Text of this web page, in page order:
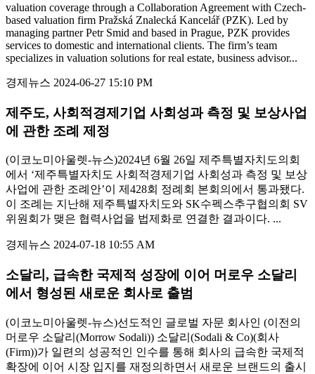
valuation coverage through a Collaboration Agreement with Czech-
based valuation firm Pražská Znalecká Kancelář (PZK). Led by
managing partner Petr Smid and based in Prague, PZK provides
services to domestic and international clients. The firm’s team
specializes in valuation solutions for real estate, business advisor...
경제뉴스 2024-06-27 15:10 PM
제주도, 사회적경제기업 사회성과 측정 및 보상사업
에 관한 조례 제정
(이코노미아울렛-뉴스)2024년 6월 26일 제주특별자치도의회
에서 ‘제주특별자치도 사회적경제기업 사회성과 측정 및 보상
사업에 관한 조례안’이 제428회 정례회 본회의에서 통과됐다.
이 조례는 지난해 제주특별자치도와 SK수펙스추구협의회 SV
위원회가 맺은 협력사업을 법제화로 연결한 결과이다. ...
경제뉴스 2024-07-18 10:55 AM
소달리, 급속한 국제적 성장에 이어 머로우 소달리
에서 형성된 새로운 회사로 출범
(이코노미아울렛-뉴스)선도적인 글로벌 자문 회사인 (이전의
머로우 소달리(Morrow Sodali)) 소달리(Sodali & Co)(회사
(Firm))가 일련의 성공적인 인수를 통해 회사의 급속한 국제적
확장에 이어 시장 입지를 재정의하면서 새로운 브랜드의 출시